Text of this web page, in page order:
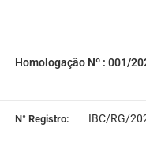
Homologação Nº : 001/
N° Registro: IBC/RG/